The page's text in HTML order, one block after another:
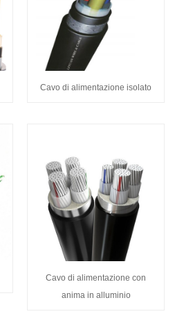
Cavo di alimentazione isolato
Cavo di alimentazione con
anima in alluminio